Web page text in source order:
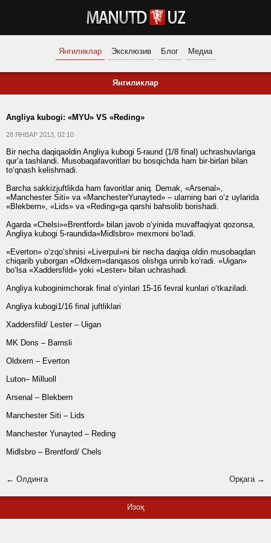
Янгиликлар Эксклюзив Блог Медиа
Янгиликлар
Angliya kubogi: «MYU» VS «Reding»
28 ЯНВАР 2013, 02:10
Bir necha daqiqaoldin Angliya kubogi 5-raund (1/8 final) uchrashuvlariga
qur’a tashlandi. Musobaqafavoritlari bu bosqichda ham bir-birlari bilan
to‘qnash kelishmadi.
Barcha sakkizjuftlikda ham favoritlar aniq. Demak, «Arsenal»,
«Manchester Siti» va «ManchesterYunayted» – ularning bari o‘z uylarida
«Blekbern», «Lids» va «Reding»ga qarshi bahsolib borishadi.
Agarda «Chelsi»«Brentford» bilan javob o‘yinida muvaffaqiyat qozonsa,
Angliya kubogi 5-raundida«Midlsbro» mexmoni bo‘ladi.
«Everton» o‘zqo‘shnisi «Liverpul»ni bir necha daqiqa oldin musobaqdan
chiqarib yuborgan «Oldxem»danqasos olishga urinib ko‘radi. «Uigan»
bo‘lsa «Xaddersfild» yoki «Lester» bilan uchrashadi.
Angliya kuboginimchorak final o‘yinlari 15-16 fevral kunlari o‘tkaziladi.
Angliya kubogi1/16 final juftliklari
Xaddersfild/ Lester – Uigan
MK Dons – Barnsli
Oldxem – Everton
Luton– Milluoll
Arsenal – Blekbern
Manchester Siti – Lids
Manchester Yunayted – Reding
Midlsbro – Brentford/ Chels
← Олдинга Орқага →
Изоҳ